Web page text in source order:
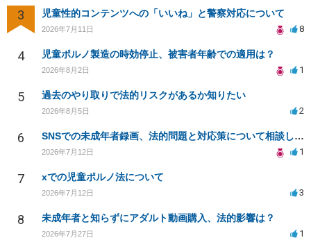
3 児童性的コンテンツへの「いいね」と警察対応について
2026年7月11日 8
4 児童ポルノ製造の時効停止、被害者年齢での適用は？
2026年8月2日 1
5 過去のやり取りで法的リスクがあるか知りたい
2026年8月5日 2
6 SNSでの未成年者録画、法的問題と対応策について相談したい
2026年7月12日 1
7 xでの児童ポルノ法について
2026年7月12日 3
8 未成年者と知らずにアダルト動画購入、法的影響は？
2026年7月27日 1